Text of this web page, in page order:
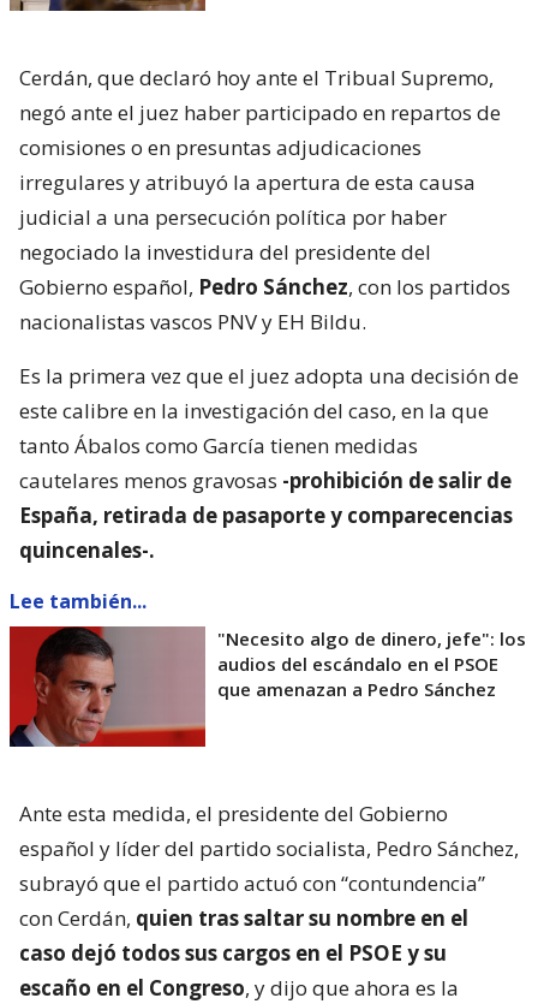
Cerdán, que declaró hoy ante el Tribual Supremo,
negó ante el juez haber participado en repartos de
comisiones o en presuntas adjudicaciones
irregulares y atribuyó la apertura de esta causa
judicial a una persecución política por haber
negociado la investidura del presidente del
Gobierno español, Pedro Sánchez, con los partidos
nacionalistas vascos PNV y EH Bildu.
Es la primera vez que el juez adopta una decisión de
este calibre en la investigación del caso, en la que
tanto Ábalos como García tienen medidas
cautelares menos gravosas -prohibición de salir de
España, retirada de pasaporte y comparecencias
quincenales-.
Lee también...
"Necesito algo de dinero, jefe": los
audios del escándalo en el PSOE
que amenazan a Pedro Sánchez
Ante esta medida, el presidente del Gobierno
español y líder del partido socialista, Pedro Sánchez,
subrayó que el partido actuó con “contundencia”
con Cerdán, quien tras saltar su nombre en el
caso dejó todos sus cargos en el PSOE y su
escaño en el Congreso, y dijo que ahora es la